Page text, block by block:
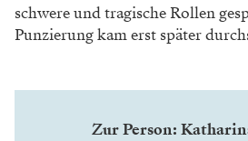
schwere und tragische Rollen
Punzierung kam erst später
Zur Person: